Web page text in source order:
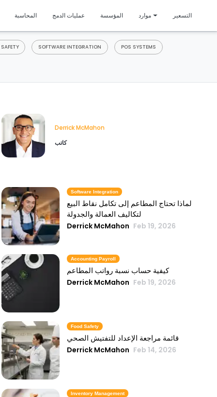
المحاسبة عمليات الدمج المؤسسة موارد التسعير
SOFTWARE INTEGRATION POS SYSTEMS
Derrick McMahon
كاتب
Software Integration
لماذا تحتاج المطاعم إلى تكامل نقاط البيع
لتكاليف العمالة والجدولة
Derrick McMahon Feb 19, 2026
Accounting Payroll
كيفية حساب نسبة رواتب المطاعم
Derrick McMahon Feb 19, 2026
Food Safety
قائمة مراجعة الإعداد للتفتيش الصحي
Derrick McMahon Feb 14, 2026
Inventory Management